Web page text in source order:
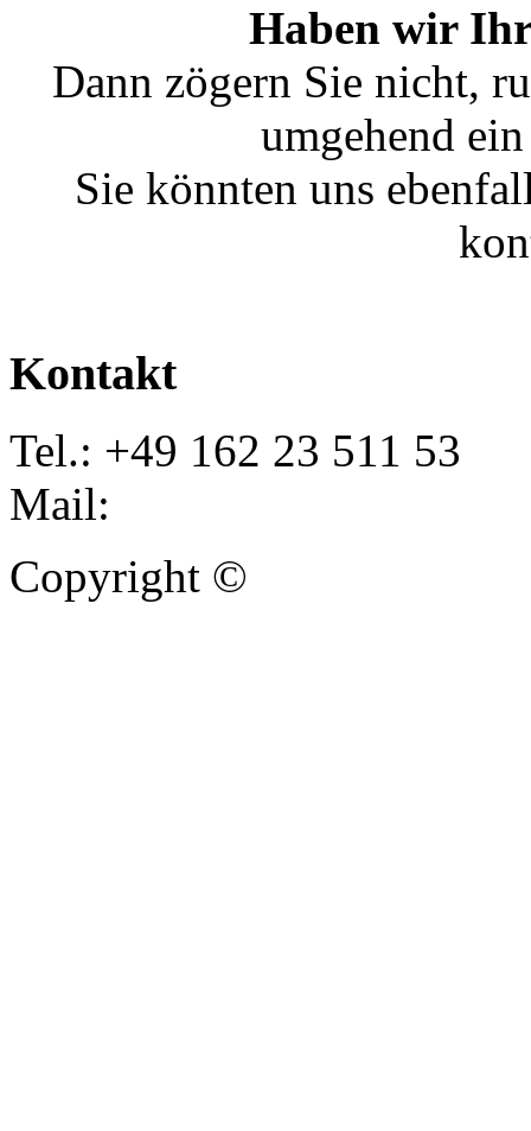
Haben wir Ihr
Dann zögern Sie nicht,
umgehend
Sie könnten uns
Kontakt
Tel.: +49 162 23 511 53
Mail:
Copyright ©